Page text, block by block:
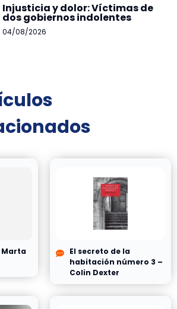
Injusticia y dolor: Víctimas de
dos gobiernos indolentes
04/08/2026
Marta
El secreto de la
habitación número 3 –
Colin Dexter